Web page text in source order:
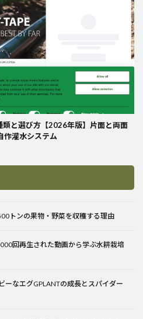
類と選び方【2026年版】片面と両面
作灌水システム
トンの果物・野菜を収穫する理由
回再生された動画から学ぶ水耕栽培
ーなエグGPLANTの成長とスパイダー